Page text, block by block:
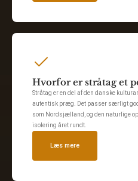
Hvorfor er stråtag et
Stråtag er en del af den danske
autentisk præg. Det passer særligt
som Nordsjælland, og den naturlige
isolering året rundt.
Læs mere